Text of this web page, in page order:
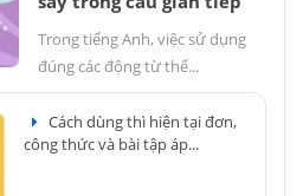
Trong tiếng Anh, việc sử dụng
đúng các động từ thể...
Cách dùng thì hiện tại đơn,
công thức và bài tập áp...